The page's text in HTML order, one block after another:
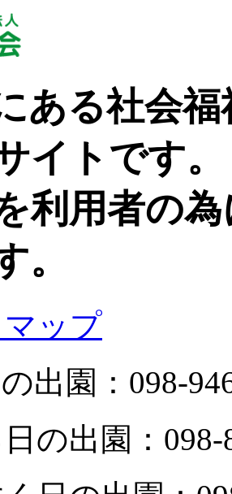
ある社会
イトです。
利用者の
。
ップ
出園： 098-
の出園： 098-